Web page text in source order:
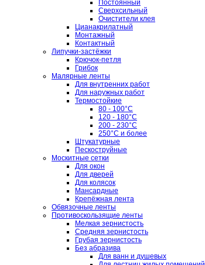
Постоянный
Сверхсильный
Очистители клея
Цианакрилатный
Монтажный
Контактный
Липучки-застёжки
Крючок-петля
Грибок
Малярные ленты
Для внутренних работ
Для наружных работ
Термостойкие
80 - 100°C
120 - 180°C
200 - 230°C
250°C и более
Штукатурные
Пескоструйные
Москитные сетки
Для окон
Для дверей
Для колясок
Мансардные
Крепёжная лента
Обвязочные ленты
Противоскользящие ленты
Мелкая зернистость
Средняя зернистость
Грубая зернистость
Без абразива
Для ванн и душевых